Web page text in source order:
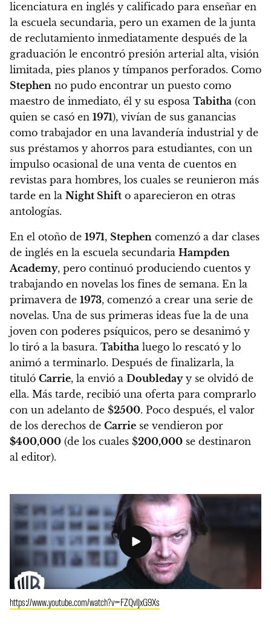
licenciatura en inglés y calificado para enseñar en
la escuela secundaria, pero un examen de la junta
de reclutamiento inmediatamente después de la
graduación le encontró presión arterial alta, visión
limitada, pies planos y tímpanos perforados. Como
Stephen no pudo encontrar un puesto como
maestro de inmediato, él y su esposa Tabitha (con
quien se casó en 1971), vivían de sus ganancias
como trabajador en una lavandería industrial y de
sus préstamos y ahorros para estudiantes, con un
impulso ocasional de una venta de cuentos en
revistas para hombres, los cuales se reunieron más
tarde en la Night Shift o aparecieron en otras
antologías.
En el otoño de 1971, Stephen comenzó a dar clases
de inglés en la escuela secundaria Hampden
Academy, pero continuó produciendo cuentos y
trabajando en novelas los fines de semana. En la
primavera de 1973, comenzó a crear una serie de
novelas. Una de sus primeras ideas fue la de una
joven con poderes psíquicos, pero se desanimó y
lo tiró a la basura. Tabitha luego lo rescató y lo
animó a terminarlo. Después de finalizarla, la
tituló Carrie, la envió a Doubledayy se olvidó de
ella. Más tarde, recibió una oferta para comprarlo
con un adelanto de $2500. Poco después, el valor
de los derechos de Carrie se vendieron por
$400,000 (de los cuales $200,000 se destinaron
al editor).
https://www.youtube.com/watch?v=FZQvIJxG9Xs